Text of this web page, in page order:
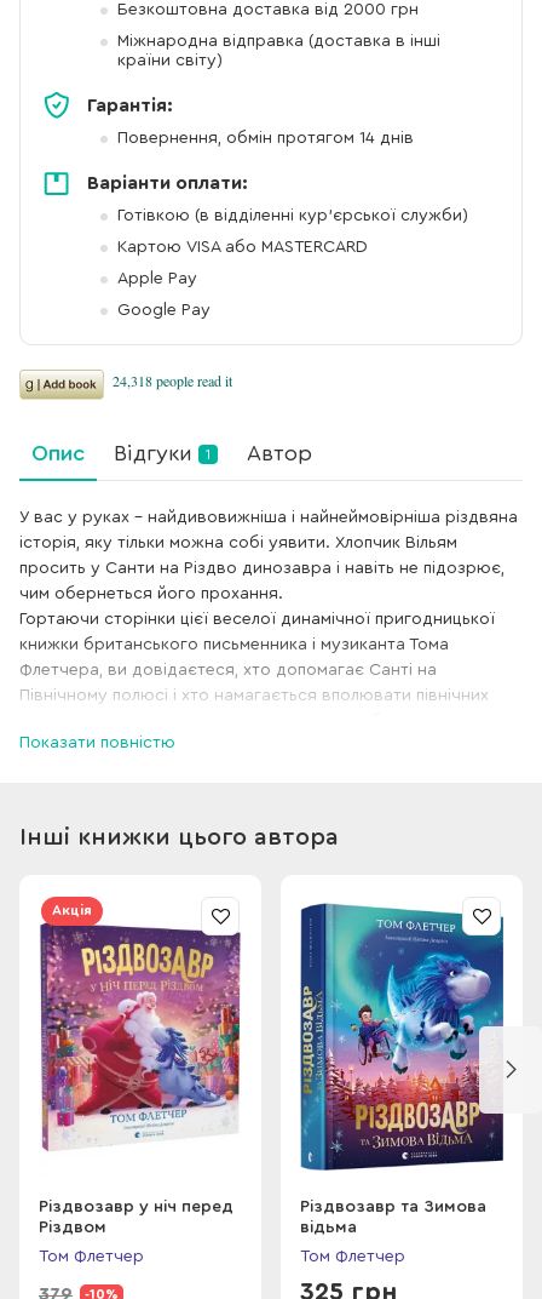
Безкоштовна доставка від 2000 грн
Міжнародна відправка (доставка в інші
країни світу)
Гарантія:
Повернення, обмін протягом 14 днів
Варіанти оплати:
Готівкою (в відділенні кур'єрської служби)
Картою VISA або MASTERCARD
Apple Pay
Google Pay
Опис Відгуки 1 Автор
У вас у руках – найдивовижніша і найнеймовірніша різдвяна
історія, яку тільки можна собі уявити. Хлопчик Вільям
просить у Санти на Різдво динозавра і навіть не підозрює,
чим обернеться його прохання.
Гортаючи сторінки цієї веселої динамічної пригодницької
книжки британського письменника і музиканта Тома
Флетчера, ви довідаєтеся, хто допомагає Санті на
Північному полюсі і хто намагається вполювати північних
Трандл понад усі свята любить Різдво. І, звісно,
Показати повністю
Інші книжки цього автора
Акція
Різдвозавр у ніч перед
Різдвом
Том Флетчер
379 -10%
Різдвозавр та Зимова
відьма
Том Флетчер
325 грн